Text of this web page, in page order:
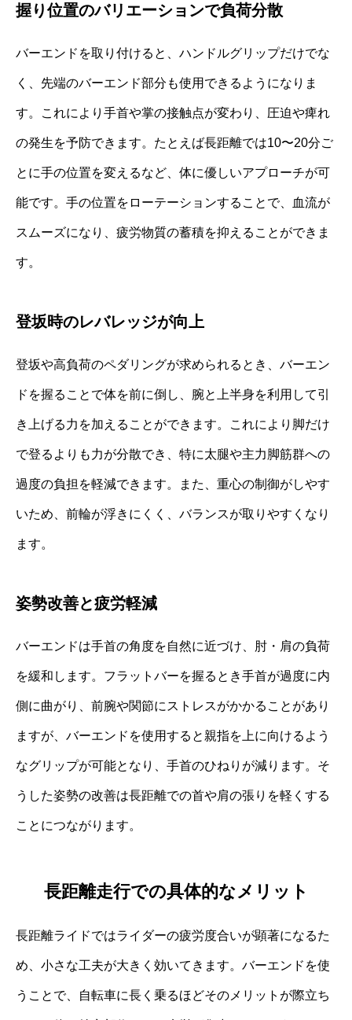
握り位置のバリエーションで負荷分散
バーエンドを取り付けると、ハンドルグリップだけでな
く、先端のバーエンド部分も使用できるようになりま
す。これにより手首や掌の接触点が変わり、圧迫や痺れ
の発生を予防できます。たとえば長距離では10〜20分ご
とに手の位置を変えるなど、体に優しいアプローチが可
能です。手の位置をローテーションすることで、血流が
スムーズになり、疲労物質の蓄積を抑えることができま
す。
登坂時のレバレッジが向上
登坂や高負荷のペダリングが求められるとき、バーエン
ドを握ることで体を前に倒し、腕と上半身を利用して引
き上げる力を加えることができます。これにより脚だけ
で登るよりも力が分散でき、特に太腿や主力脚筋群への
過度の負担を軽減できます。また、重心の制御がしやす
いため、前輪が浮きにくく、バランスが取りやすくなり
ます。
姿勢改善と疲労軽減
バーエンドは手首の角度を自然に近づけ、肘・肩の負荷
を緩和します。フラットバーを握るとき手首が過度に内
側に曲がり、前腕や関節にストレスがかかることがあり
ますが、バーエンドを使用すると親指を上に向けるよう
なグリップが可能となり、手首のひねりが減ります。そ
うした姿勢の改善は長距離での首や肩の張りを軽くする
ことにつながります。
長距離走行での具体的なメリット
長距離ライドではライダーの疲労度合いが顕著になるた
め、小さな工夫が大きく効いてきます。バーエンドを使
うことで、自転車に長く乗るほどそのメリットが際立ち